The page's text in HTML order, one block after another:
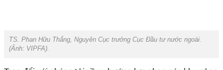
TS. Phan Hữu Thắng, Nguyên Cục trưởng Cục Đầu tư nước ngoài.
(Ảnh: VIPFA).